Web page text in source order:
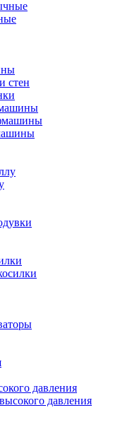
стен
давления
давления